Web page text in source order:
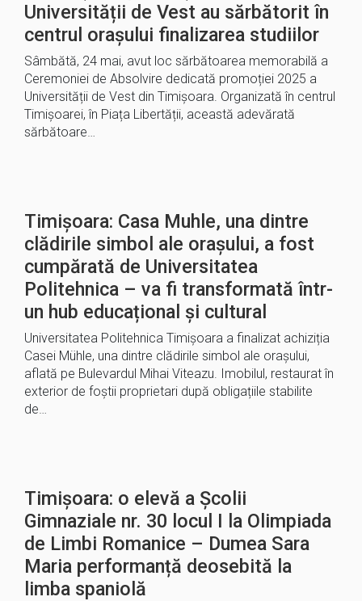
Universității de Vest au sărbătorit în
centrul orașului finalizarea studiilor
Sâmbătă, 24 mai, avut loc sărbătoarea memorabilă a
Ceremoniei de Absolvire dedicată promoției 2025 a
Universității de Vest din Timișoara. Organizată în centrul
Timișoarei, în Piața Libertății, această adevărată
sărbătoare…
Timișoara: Casa Muhle, una dintre
clădirile simbol ale orașului, a fost
cumpărată de Universitatea
Politehnica – va fi transformată într-
un hub educațional și cultural
Universitatea Politehnica Timișoara a finalizat achiziția
Casei Mühle, una dintre clădirile simbol ale orașului,
aflată pe Bulevardul Mihai Viteazu. Imobilul, restaurat în
exterior de foștii proprietari după obligațiile stabilite
de…
Timișoara: o elevă a Școlii
Gimnaziale nr. 30 locul I la Olimpiada
de Limbi Romanice – Dumea Sara
Maria performanță deosebită la
limba spaniolă